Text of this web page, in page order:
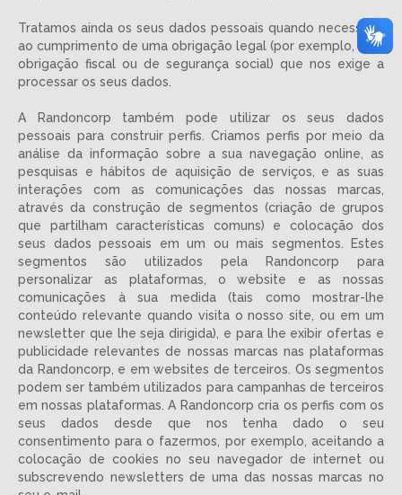
Tratamos ainda os seus dados pessoais quando necessário
ao cumprimento de uma obrigação legal (por exemplo, uma
obrigação fiscal ou de segurança social) que nos exige a
processar os seus dados.
A Randoncorp também pode utilizar os seus dados
pessoais para construir perfis. Criamos perfis por meio da
análise da informação sobre a sua navegação online, as
pesquisas e hábitos de aquisição de serviços, e as suas
interações com as comunicações das nossas marcas,
através da construção de segmentos (criação de grupos
que partilham características comuns) e colocação dos
seus dados pessoais em um ou mais segmentos. Estes
segmentos são utilizados pela Randoncorp para
personalizar as plataformas, o website e as nossas
comunicações à sua medida (tais como mostrar-lhe
conteúdo relevante quando visita o nosso site, ou em um
newsletter que lhe seja dirigida), e para lhe exibir ofertas e
publicidade relevantes de nossas marcas nas plataformas
da Randoncorp, e em websites de terceiros. Os segmentos
podem ser também utilizados para campanhas de terceiros
em nossas plataformas. A Randoncorp cria os perfis com os
seus dados desde que nos tenha dado o seu
consentimento para o fazermos, por exemplo, aceitando a
colocação de cookies no seu navegador de internet ou
subscrevendo newsletters de uma das nossas marcas no